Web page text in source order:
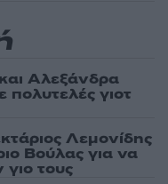
Αλεξάνδρα
πολυτελές γιοτ
Λεμονίδης
Βούλας για να
τους